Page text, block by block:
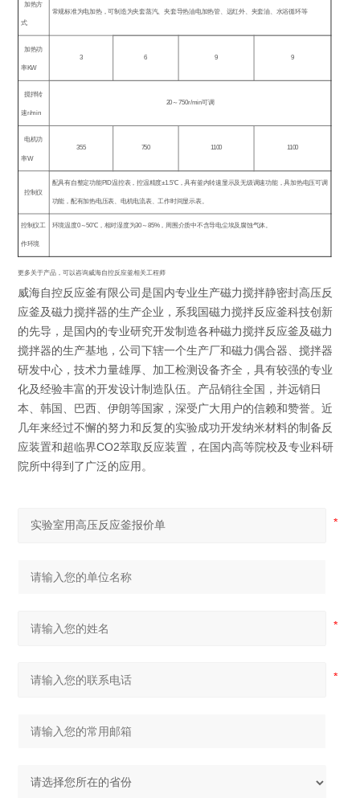
加热方
式
常规标准为电加热，可制造为夹套蒸汽、夹套导热油电加热管、远红外、夹套油、水浴循环等
加热功
率KW
3 6 9 9
搅拌转
速r/min
20 ～750r/min可调
电机功
率W
355 750 1100 1100
控制仪
配具有自整定功能PID温控表，控温精度±1.5℃，具有釜内转速显示及无级调速功能，具加热电压可调
功能，配有加热电压表、电机电流表、工作时间显示表。
控制仪工
作环境
环境温度0～50℃ ，相对湿度为30 ～85%，周围介质中不含导电尘埃及腐蚀气体。
更多关于产品，可以咨询威海自控反应釜相关工程师
威海自控反应釜有限公司是国内专业生产磁力搅拌静密封高压反
应釜及磁力搅拌器的生产企业，系我国磁力搅拌反应釜科技创新
的先导，是国内的专业研究开发制造各种磁力搅拌反应釜及磁力
搅拌器的生产基地，公司下辖一个生产厂和磁力偶合器、搅拌器
研发中心，技术力量雄厚、加工检测设备齐全，具有较强的专业
化及经验丰富的开发设计制造队伍。产品销往全国，并远销日
本、韩国、巴西、伊朗等国家，深受广大用户的信赖和赞誉。近
几年来经过不懈的努力和反复的实验成功开发纳米材料的制备反
应装置和超临界CO2萃取反应装置，在国内高等院校及专业科研
院所中得到了广泛的应用。